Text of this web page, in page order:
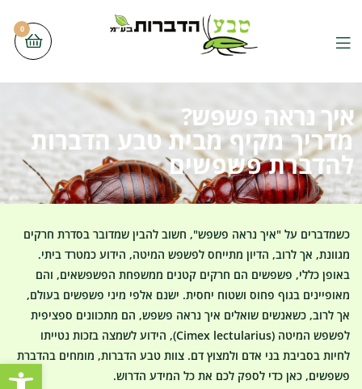
פתח סרגל נגישות
0
איך נראה פשפש?
מדריך מקיף מבית טבע הדברות
להדברת פשפשים
כשמדברים על "איך נראה פשפש", חשוב להבין שמדובר בסדרת חרקים
מגוונת, אך לרוב, הדיון מתייחס לפשפש המיטה, הידוע כמטרד ביתי.
באופן כללי, פשפשים הם חרקים קטנים ממשפחת הפשפשאים, והם
מאופיינים בגוף פחוס ושטוח יחסית. ישנם אלפי מיני פשפשים בעולם,
אך לרוב, כשאנשים שואלים איך נראה פשפש, הם מתכוונים ספציפית
לפשפש המיטה (Cimex lectularius), הידוע לשמצה בזכות נטייתו
לחיות בסביבת בני אדם ולמצוץ דם. צוות טבע הדברות, מומחים בהדברת
פשפשים, כאן כדי לספק לכם את כל המידע הדרוש.